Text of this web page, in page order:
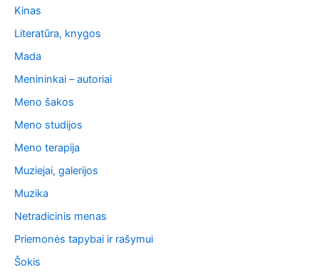
Kinas
Literatūra, knygos
Mada
Menininkai – autoriai
Meno šakos
Meno studijos
Meno terapija
Muziejai, galerijos
Muzika
Netradicinis menas
Priemonės tapybai ir rašymui
Šokis